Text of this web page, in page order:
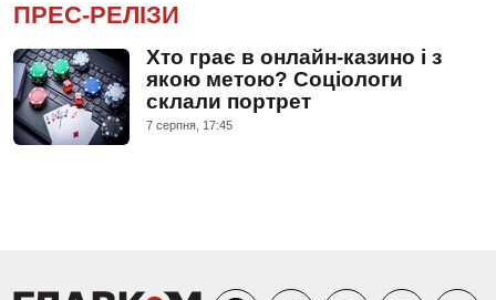
ПРЕС-РЕЛІЗИ
Хто грає в онлайн-казино і з
якою метою? Соціологи
склали портрет
7 серпня, 17:45